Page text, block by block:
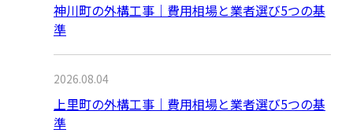
神川町の外構工事｜費用相場と業者選び5つの基
準
2026.08.04
上里町の外構工事｜費用相場と業者選び5つの基
準